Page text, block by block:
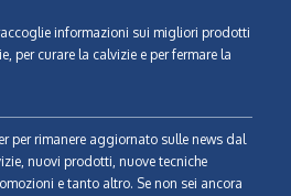
informazioni sui migliori prodotti
per curare la calvizie e per fermare la
per rimanere aggiornato sulle news dal
nuovi prodotti, nuove tecniche
e tanto altro. Se non sei ancora